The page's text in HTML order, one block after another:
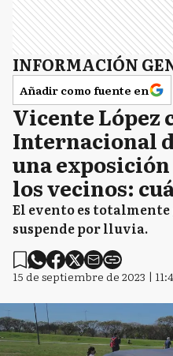
INFORMACIÓN
Añadir como fuente en
Vicente López
Internacional
una
los vecinos:
El evento es
suspende por lluvia.
15 de septiembre de 2023 |